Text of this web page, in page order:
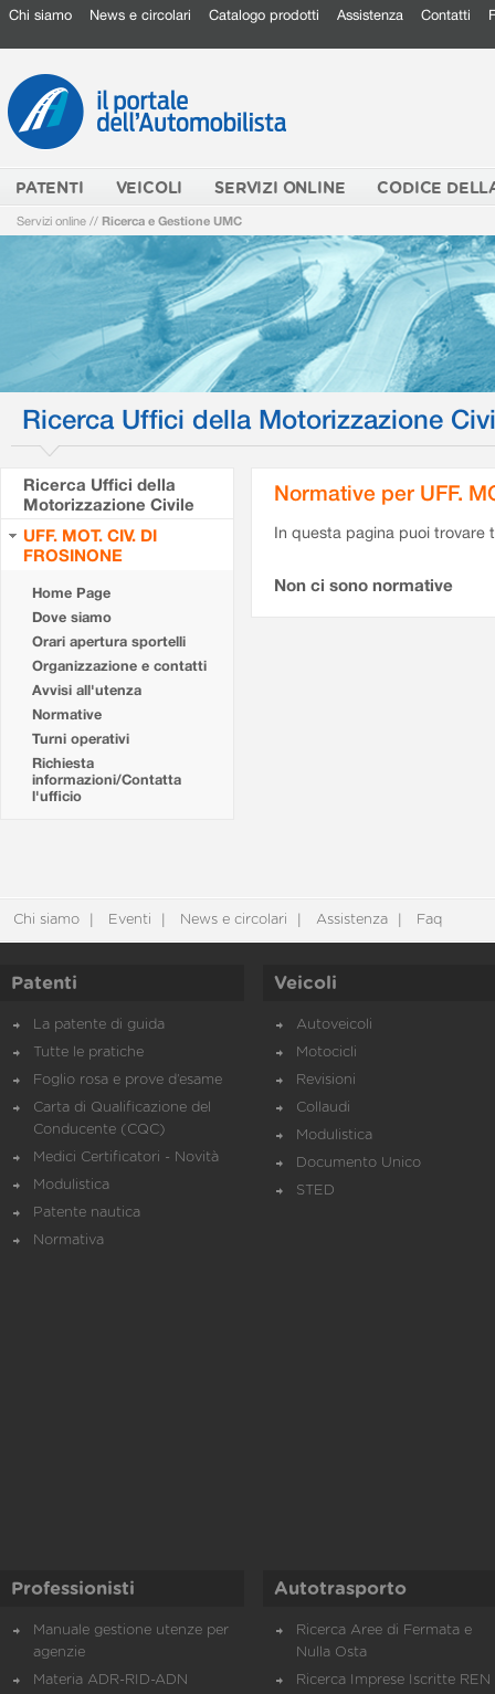
Chi siamo News e circolari Catalogo prodotti Assistenza Contatti
PATENTI VEICOLI SERVIZI ONLINE CODICE
Servizi online // Ricerca e Gestione UMC
Ricerca Uffici della Motorizzazione
Ricerca Uffici della
Motorizzazione Civile
UFF. MOT. CIV. DI
FROSINONE
Home Page
Dove siamo
Orari apertura sportelli
Organizzazione e contatti
Avvisi all'utenza
Normative
Turni operativi
Richiesta
informazioni/Contatta
l'ufficio
Normative per UFF.
In questa pagina puoi
Non ci sono normative
Chi siamo Eventi News e circolari Assistenza Faq
Patenti
La patente di guida
Tutte le pratiche
Foglio rosa e prove d’esame
Carta di Qualificazione del
Conducente (CQC)
Medici Certificatori - Novità
Modulistica
Patente nautica
Normativa
Veicoli
Autoveicoli
Motocicli
Revisioni
Collaudi
Modulistica
Documento Unico
STED
Professionisti
Manuale gestione utenze per
agenzie
Materia ADR-RID-ADN
Autotrasporto
Ricerca Aree di Fermata e
Nulla Osta
Ricerca Imprese Iscritte REN